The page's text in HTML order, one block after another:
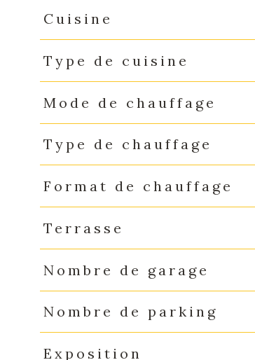
Cuisine
Type de cuisine
Mode de chauffage
Type de chauffage
Format de chauffage
Terrasse
Nombre de garage
Nombre de parking
Exposition